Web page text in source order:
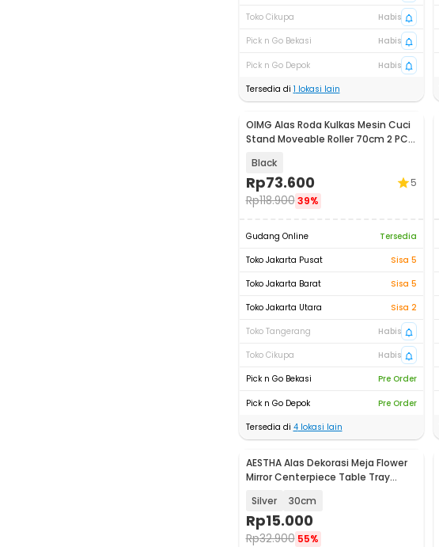
Toko Cikupa
Habis
Pick n Go Bekasi
Habis
Pick n Go Depok
Habis
Tersedia di 1 lokasi lain
OIMG Alas Roda Kulkas Mesin Cuci
Stand Moveable Roller 70cm 2 PCS
Black
Rp73.600
Rp118.900 39%
5
Gudang Online
Tersedia
Toko Jakarta Pusat
Sisa 5
Toko Jakarta Barat
Sisa 5
Toko Jakarta Utara
Sisa 2
Toko Tangerang
Habis
Toko Cikupa
Habis
Pick n Go Bekasi
Pre Order
Pick n Go Depok
Pre Order
Tersedia di 4lokasi lain
AESTHA Alas Dekorasi Meja Flower
Mirror Centerpiece Table Tray
Silver 30cm
Rp15.000
Rp32.900 55%